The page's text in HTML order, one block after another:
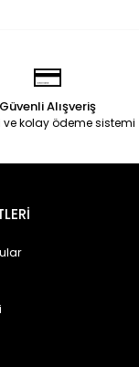
Güvenli Alışveriş
ve kolay ödeme sistemi